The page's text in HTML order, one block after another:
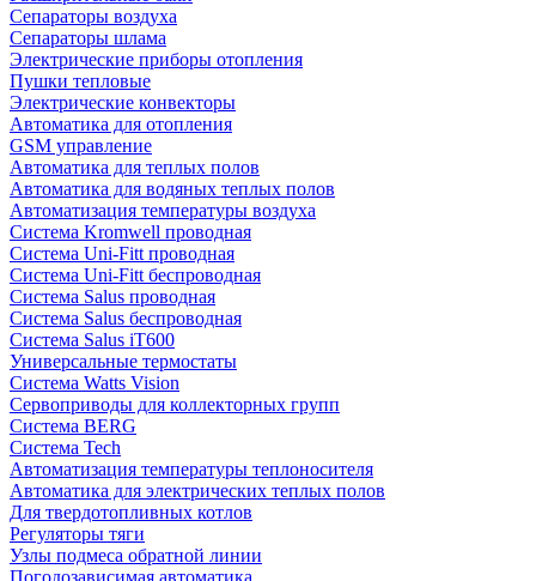
Сепараторы воздуха
Сепараторы шлама
Электрические приборы отопления
Пушки тепловые
Электрические конвекторы
Автоматика для отопления
GSM управление
Автоматика для теплых полов
Автоматика для водяных теплых полов
Автоматизация температуры воздуха
Система Kromwell проводная
Система Uni-Fitt проводная
Система Uni-Fitt беспроводная
Система Salus проводная
Система Salus беспроводная
Система Salus iT600
Универсальные термостаты
Система Watts Vision
Сервоприводы для коллекторных групп
Система BERG
Система Tech
Автоматизация температуры теплоносителя
Автоматика для электрических теплых полов
Для твердотопливных котлов
Регуляторы тяги
Узлы подмеса обратной линии
Погодозависимая автоматика